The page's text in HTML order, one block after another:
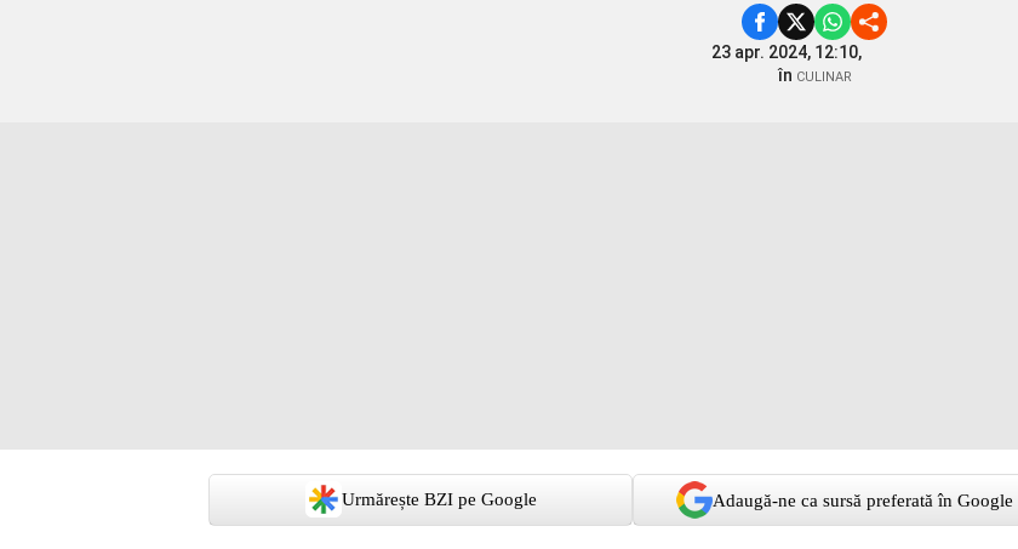
23 apr. 2024, 12:10,
în CULINAR
Urmărește BZI pe Google Adaugă-ne ca sursă preferată în Google